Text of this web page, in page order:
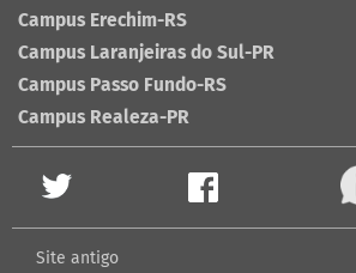
Campus Erechim-RS
Campus Laranjeiras do Sul-PR
Campus Passo Fundo-RS
Campus Realeza-PR
Site antigo